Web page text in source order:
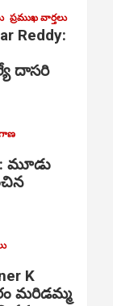
ప్రముఖ వార్తలు
Reddy:
దాసరి
మూడు
K
మరిడమ్మ